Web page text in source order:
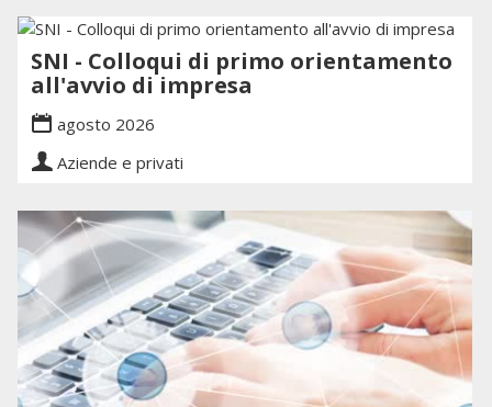
SNI - Colloqui di primo orientamento
all'avvio di impresa
agosto 2026
Aziende e privati